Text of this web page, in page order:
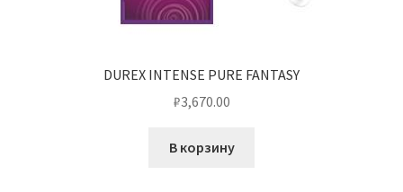
DUREX INTENSE PURE FANTASY
₽3,670.00
В корзину